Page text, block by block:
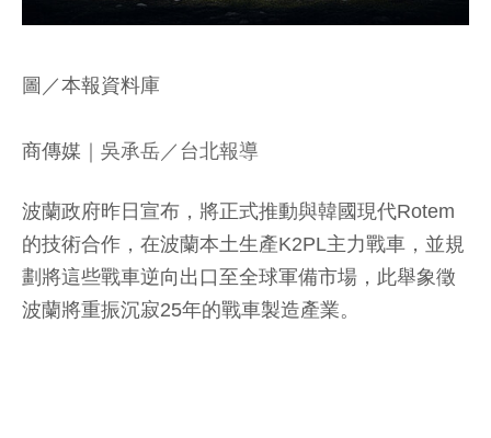
圖／本報資料庫
商傳媒 ｜吳承岳／台北報導
波蘭政府昨日宣布，將正式推動與韓國現代Rotem
的技術合作，在波蘭本土生產K2PL主力戰車，並規
劃將這些戰車逆向出口至全球軍備市場，此舉象徵
波蘭將重振沉寂25年的戰車製造產業。